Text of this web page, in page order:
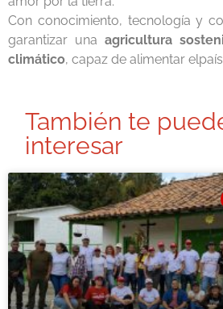
Con conocimiento, tecnología y
garantizar una agricultura
climático, capaz de alimentar
También te
interesar